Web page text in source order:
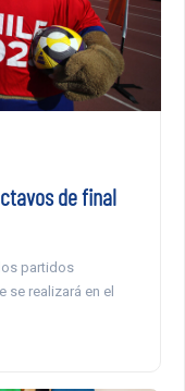
de final
partidos
se realizará en el